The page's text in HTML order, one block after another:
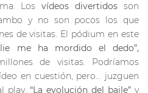
Losvídeos divertidos son
y no son pocos los que
de visitas. El pódium en este
me ha mordido el dedo”,
de visitas. Podríamos
en cuestión, pero… juzguen
play.“La evolución del baile”y